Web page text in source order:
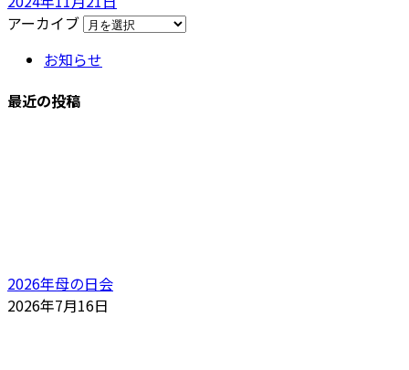
アーカイブ
お知らせ
最近の投稿
2026年母の日会
2026年7月16日